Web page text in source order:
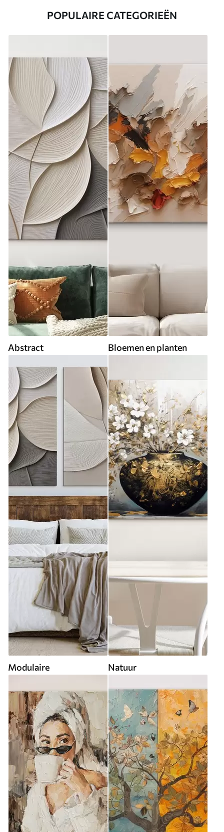
POPULAIRE CATEGORIEËN
Abstract Bloemen en planten
Modulaire Natuur